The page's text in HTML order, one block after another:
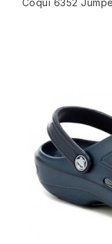
Coqui 6352